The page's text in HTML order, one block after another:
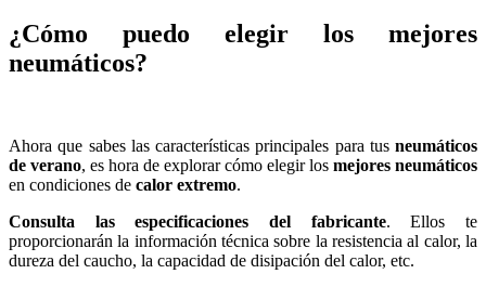
¿Cómo puedo elegir los mejores
neumáticos?
Ahora que sabes las características principales para tus neumáticos
de verano, es hora de explorar cómo elegir los mejores neumáticos
en condiciones de calor extremo.
Consulta las especificaciones del fabricante. Ellos te
proporcionarán la información técnica sobre la resistencia al calor, la
dureza del caucho, la capacidad de disipación del calor, etc.